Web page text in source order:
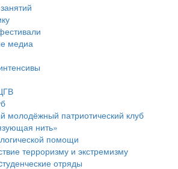
медиа
молодёжный патриотический клуб
нить»
помощи
терроризму и экстремизму
отряды